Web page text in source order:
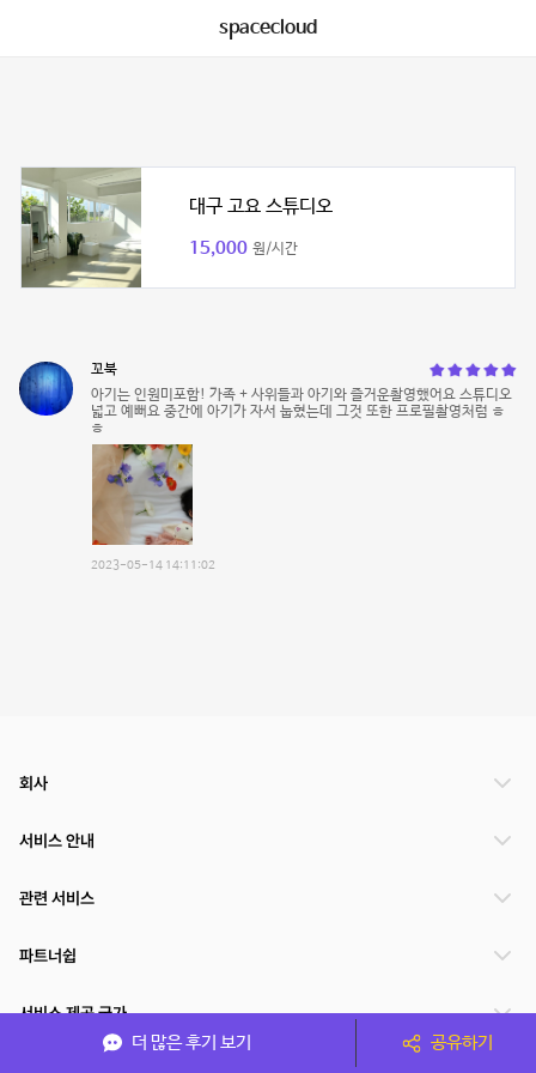
spacecloud
대구 고요 스튜디오
15,000 원/시간
꼬북
아기는 인원미포함! 가족 + 사위들과 아기와 즐거운촬영했어요 스튜디오
넓고 예뻐요 중간에 아기가 자서 눕혔는데 그것 또한 프로필촬영처럼 ㅎ
ㅎ
2023-05-14 14:11:02
더 많은 후기 보기 공유하기
회사
서비스 안내
관련 서비스
파트너쉽
서비스 제공 국가